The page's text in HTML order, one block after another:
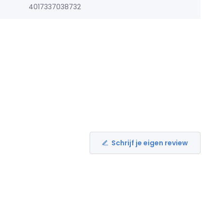
4017337038732
Schrijf je eigen review